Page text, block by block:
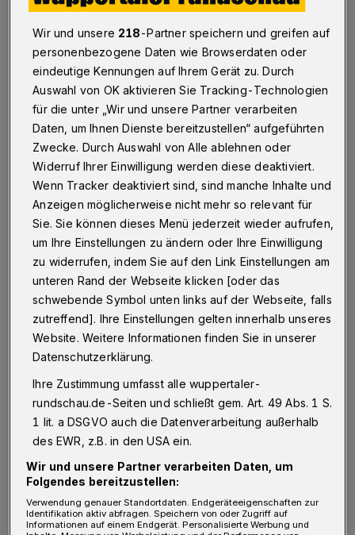
Die Wuppertaler CDU hat in ihrer
Geschäftsstelle ein Kondolenzbuch für den
verstorbenen Bundestagsabgeordneten Peter Hintze
ausgelegt.
I n einer Stellungnahme sagten der
Kreisvorsitzende Rainer Spiecker und der
CDU-Bundestagsabgeordnete Jürgen Hardt:
"Über 26 Jahre hat Peter Hintze im Deutschen
Bundestag die Interessen der Wuppertaler
Bürgerinnen und Bürger vertreten. Trotz
seiner zahlreichen bundespolitischen
Verpflichtungen als Parlamentarischer
Deutschlands und Bundestagsvizepräsident
Wir und unsere 218-Partner speichern und greifen auf
personenbezogene Daten wie Browserdaten oder
eindeutige Kennungen auf Ihrem Gerät zu. Durch
Auswahl von OK aktivieren Sie Tracking-Technologien
für die unter „Wir und unsere Partner verarbeiten
Daten, um Ihnen Dienste bereitzustellen“ aufgeführten
Zwecke. Durch Auswahl von Alle ablehnen oder
Widerruf Ihrer Einwilligung werden diese deaktiviert.
Wenn Tracker deaktiviert sind, sind manche Inhalte und
Anzeigen möglicherweise nicht mehr so relevant für
Sie. Sie können dieses Menü jederzeit wieder aufrufen,
um Ihre Einstellungen zu ändern oder Ihre Einwilligung
zu widerrufen, indem Sie auf den Link Einstellungen am
unteren Rand der Webseite klicken [oder das
schwebende Symbol unten links auf der Webseite, falls
zutreffend]. Ihre Einstellungen gelten innerhalb unseres
Website. Weitere Informationen finden Sie in unserer
Datenschutzerklärung.
Ihre Zustimmung umfasst alle wuppertaler-
rundschau.de-Seiten und schließt gem. Art. 49 Abs. 1 S.
1 lit. a DSGVO auch die Datenverarbeitung außerhalb
des EWR, z.B. in den USA ein.
Wir und unsere Partner verarbeiten Daten, um
Folgendes bereitzustellen:
Verwendung genauer Standortdaten. Endgeräteeigenschaften zur
Identifikation aktiv abfragen. Speichern von oder Zugriff auf
Informationen auf einem Endgerät. Personalisierte Werbung und